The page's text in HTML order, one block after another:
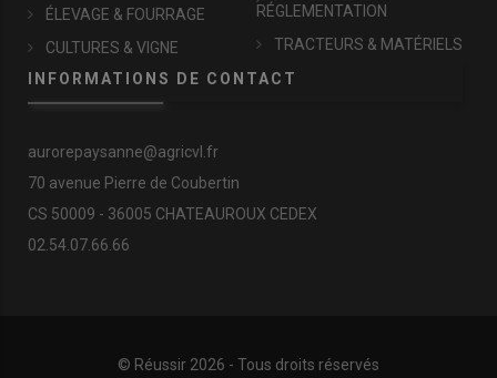
ÉLEVAGE & FOURRAGE
CULTURES & VIGNE
RÉGLEMENTATION
TRACTEURS & MATÉRIELS
INFORMATIONS DE CONTACT
aurorepaysanne@agricvl.fr
70 avenue Pierre de Coubertin
CS 50009 - 36005 CHATEAUROUX CEDEX
02.54.07.66.66
© Réussir 2026 - Tous droits réservés